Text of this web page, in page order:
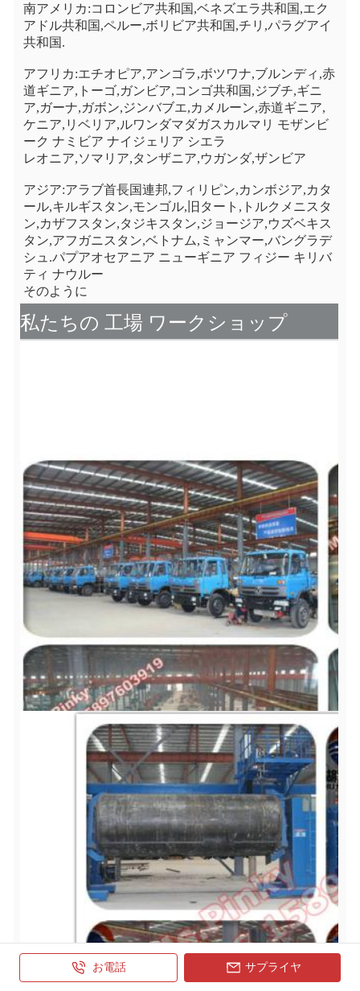
南アメリカ:コロンビア共和国,ベネズエラ共和国,エク
アドル共和国,ペルー,ボリビア共和国,チリ,パラグアイ
共和国.
アフリカ:エチオピア,アンゴラ,ボツワナ,ブルンディ,赤
道ギニア,トーゴ,ガンビア,コンゴ共和国,ジブチ,ギニ
ア,ガーナ,ガボン,ジンバブエ,カメルーン,赤道ギニア,
ケニア,リベリア,ルワンダマダガスカルマリ モザンビ
ーク ナミビア ナイジェリア シエラ
レオニア,ソマリア,タンザニア,ウガンダ,ザンビア
アジア:アラブ首長国連邦,フィリピン,カンボジア,カタ
ール,キルギスタン,モンゴル,旧タート,トルクメニスタ
ン,カザフスタン,タジキスタン,ジョージア,ウズベキス
タン,アフガニスタン,ベトナム,ミャンマー,バングラデ
シュ.パプアオセアニア ニューギニア フィジー キリバ
ティ ナウルー
そのように
私たちの 工場 ワークショップ
お電話 サプライヤ